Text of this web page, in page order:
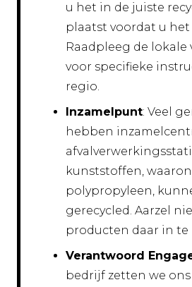
u het in de juiste
plaatst voordat u
Raadpleeg de
voor specifieke
regio.
Inzamelpunt: Veel
hebben
kunststoffen,
polypropyleen,
gerecycled. Aarzel
producten daar in te
Verantwoord
bedrijf zetten we